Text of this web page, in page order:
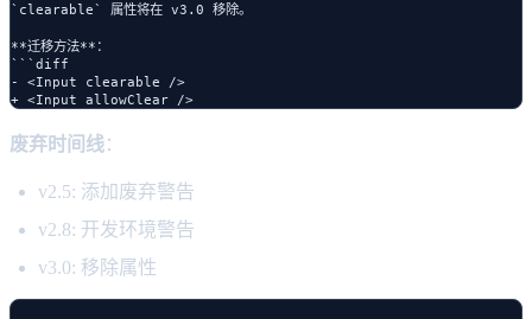
`clearable` 属性将在 v3.0 移除。
**迁移方法**：
```diff
- <Input clearable />
废弃时间线：
v2.5: 添加废弃警告
v2.8: 开发环境警告
v3.0: 移除属性